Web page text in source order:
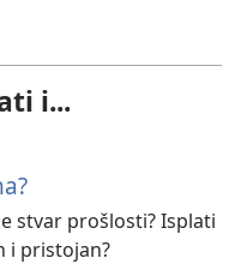
i...
stvar prošlosti? Isplati
i pristojan?